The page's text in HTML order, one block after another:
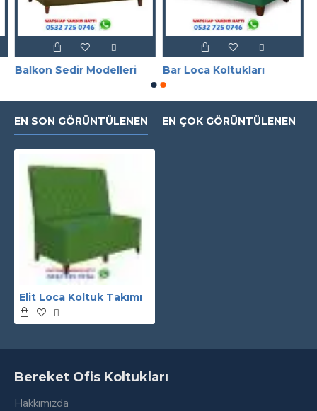
Balkon Sedir Modelleri Bar Loca Koltukları
EN SON GÖRÜNTÜLENEN EN ÇOK GÖRÜNTÜLENEN
Elit Loca Koltuk Takımı
Bereket Ofis Koltukları
Hakkımızda